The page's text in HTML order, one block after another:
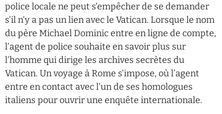
police locale ne peut s’empêcher de se demander
s’il n’y a pas un lien avec le Vatican. Lorsque le nom
du père Michael Dominic entre en ligne de compte,
l’agent de police souhaite en savoir plus sur
l’homme qui dirige les archives secrètes du
Vatican. Un voyage à Rome s’impose, où l’agent
entre en contact avec l’un de ses homologues
italiens pour ouvrir une enquête internationale.